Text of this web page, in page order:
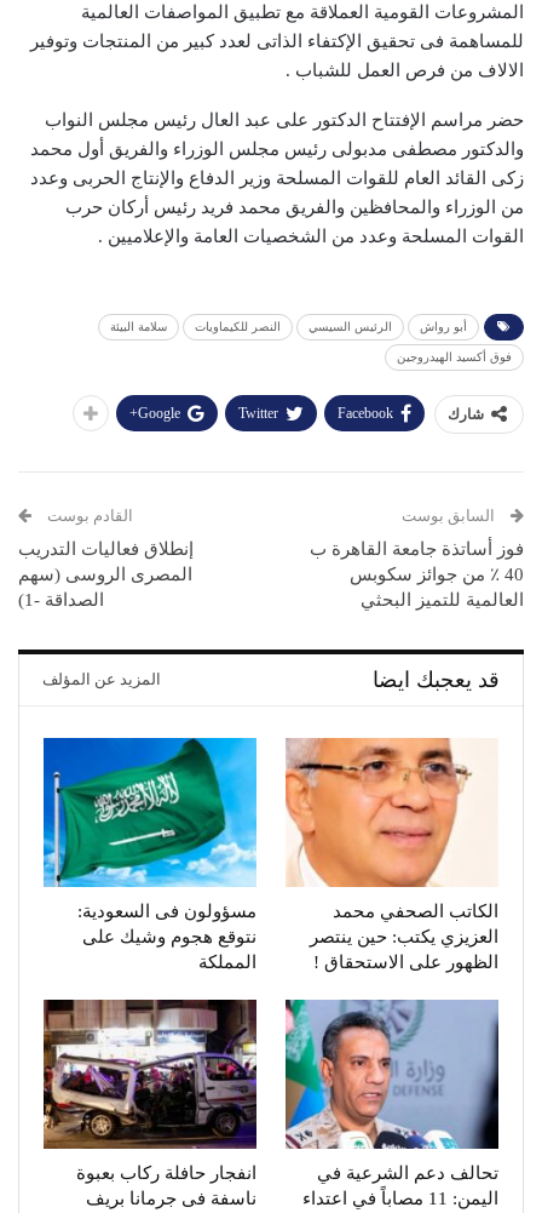
المشروعات القومية العملاقة مع تطبيق المواصفات العالمية
للمساهمة فى تحقيق الإكتفاء الذاتى لعدد كبير من المنتجات وتوفير
الالاف من فرص العمل للشباب .
حضر مراسم الإفتتاح الدكتور على عبد العال رئيس مجلس النواب
والدكتور مصطفى مدبولى رئيس مجلس الوزراء والفريق أول محمد
زكى القائد العام للقوات المسلحة وزير الدفاع والإنتاج الحربى وعدد
من الوزراء والمحافظين والفريق محمد فريد رئيس أركان حرب
القوات المسلحة وعدد من الشخصيات العامة والإعلاميين .
أبو رواش الرئيس السيسي النصر للكيماويات سلامة البيئة
فوق أكسيد الهيدروجين
شارك Facebook
Twitter
Google+
السابق بوست
فوز أساتذة جامعة القاهرة ب
40 ٪؜ من جوائز سكوبس
العالمية للتميز البحثي
القادم بوست
إنطلاق فعاليات التدريب
المصرى الروسى (سهم
الصداقة -1)
قد يعجبك ايضا المزيد عن المؤلف
الكاتب الصحفي محمد
العزيزي يكتب: حين ينتصر
الظهور على الاستحقاق !
مسؤولون فى السعودية:
نتوقع هجوم وشيك على
المملكة
تحالف دعم الشرعية في
اليمن: 11 مصاباً في اعتداء
انفجار حافلة ركاب بعبوة
ناسفة فى جرمانا بريف